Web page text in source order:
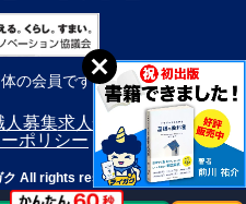
の会員です
人募集求人情報
利用規約
ポリシー
ク All rights reserved.